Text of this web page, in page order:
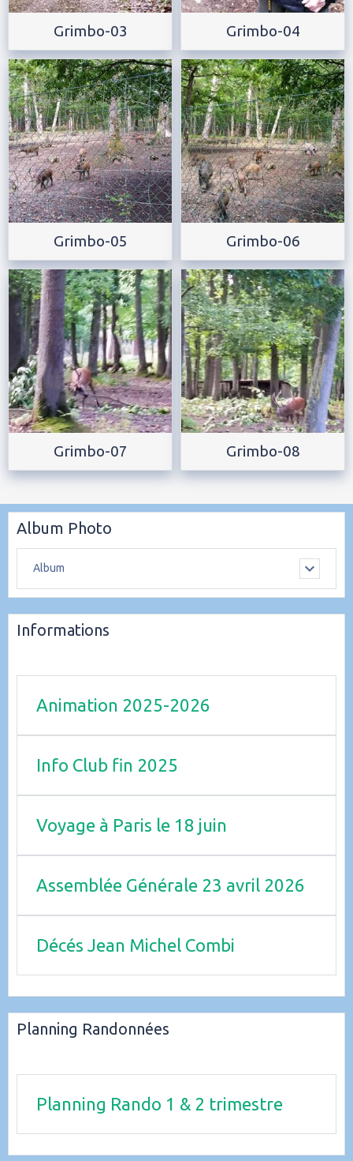
Grimbo-03 Grimbo-04
Grimbo-05 Grimbo-06
Grimbo-07 Grimbo-08
Album Photo
Album
Informations
Animation 2025-2026
Info Club fin 2025
Voyage à Paris le 18 juin
Assemblée Générale 23 avril 2026
Décés Jean Michel Combi
Planning Randonnées
Planning Rando 1 & 2 trimestre